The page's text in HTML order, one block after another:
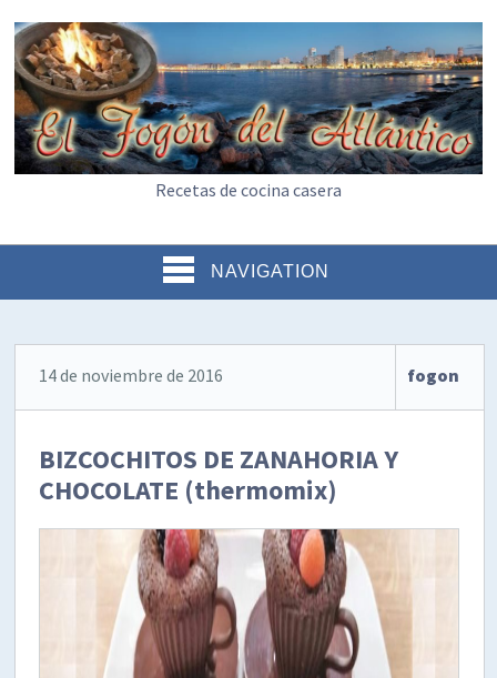
Recetas de cocina casera
NAVIGATION
14 de noviembre de 2016 fogon
BIZCOCHITOS DE ZANAHORIA Y
CHOCOLATE (thermomix)